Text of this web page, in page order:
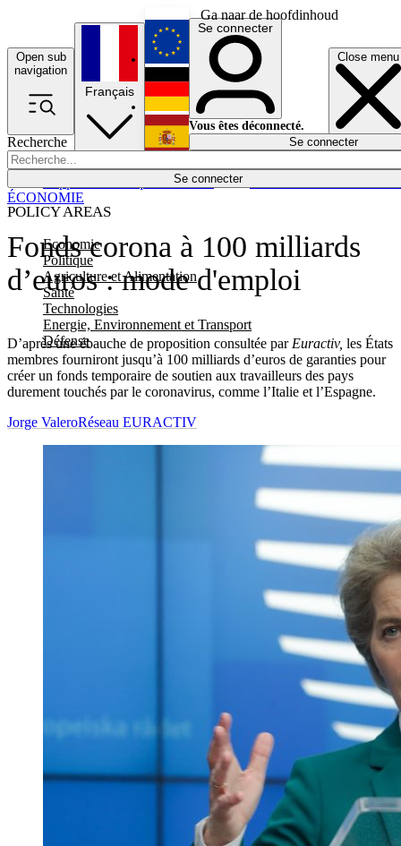
Ga naar de hoofdinhoud
Open sub
navigation
Close menu
Recherche
Se connecter
POLICY AREAS
Economie
Politique
Agriculture et Alimentation
Santé
Technologies
Energie, Environnement et Transport
Défense
Économie
Français
English
Deutsch
Español
Se connecter
Vous êtes déconnecté.
Se connecter
Fonds corona à 100 milliards
d’euros : mode d'emploi
D’après une ébauche de proposition consultée par Euractiv, les États
membres fourniront jusqu’à 100 milliards d’euros de garanties pour
créer un fonds temporaire de soutien aux travailleurs des pays
durement touchés par le coronavirus, comme l’Italie et l’Espagne.
ÉCONOMIE
Jorge ValeroRéseau EURACTIV